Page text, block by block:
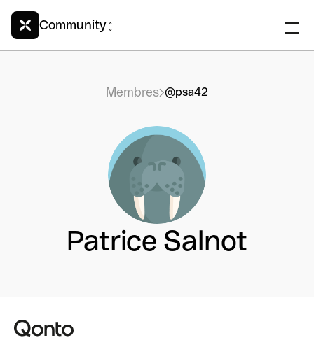
Community
Membres @psa42
Patrice Salnot